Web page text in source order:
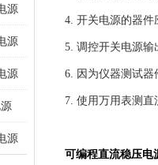
源
源
源
源
4. 开关电源的器
5. 调控开关电源
6. 因为仪器测试
7. 使用万用表测
可编程直流稳压电